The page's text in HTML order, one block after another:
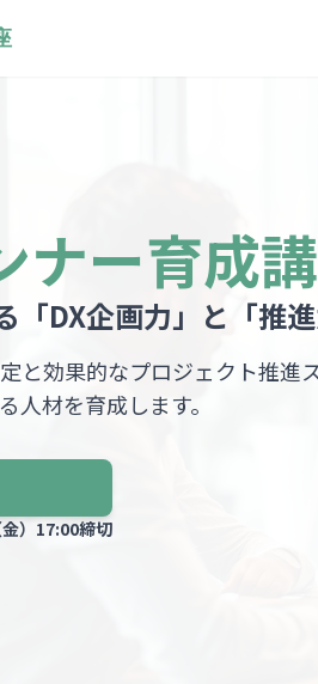
ナー育成
「DX企画力」と「推
と効果的なプロジェクト推進
人材を育成します。
）17:00締切